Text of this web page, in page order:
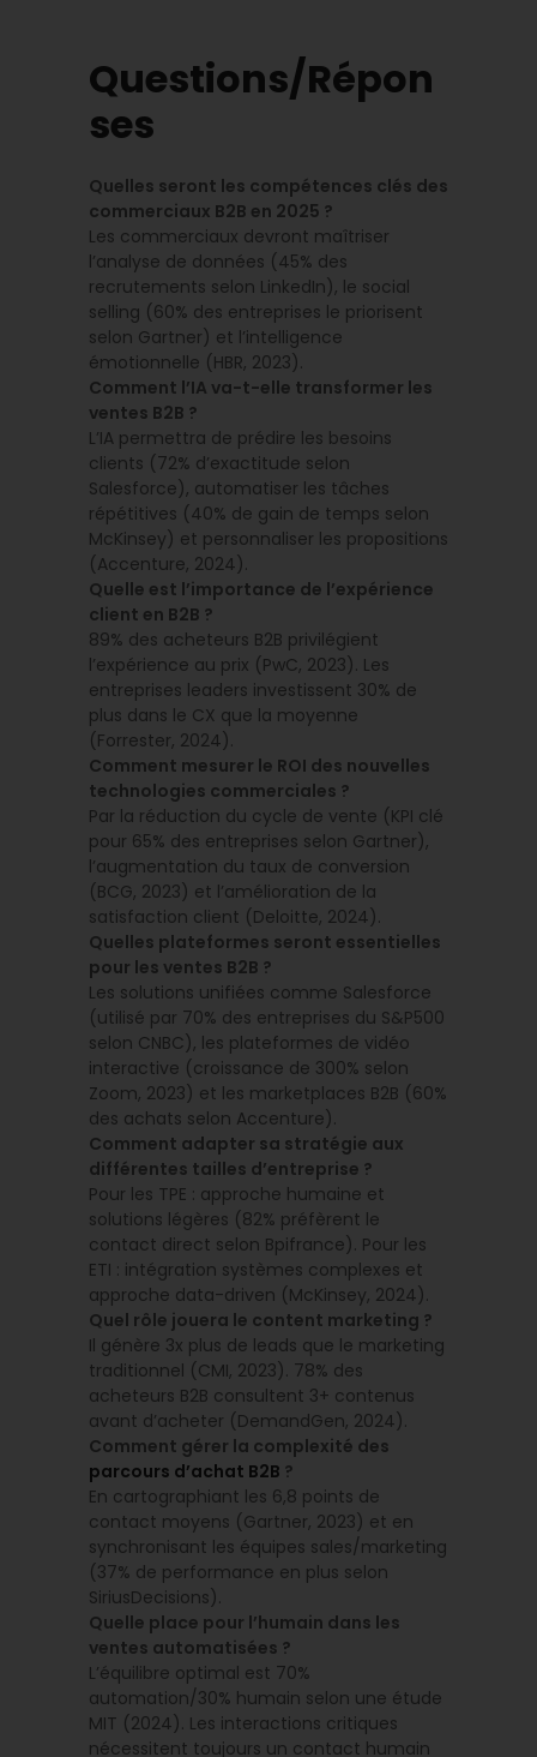
Questions/Répon
ses
Quelles seront les compétences clés des
commerciaux B2B en 2025 ?
Les commerciaux devront maîtriser
l’analyse de données (45% des
recrutements selon LinkedIn), le social
selling (60% des entreprises le priorisent
selon Gartner) et l’intelligence
émotionnelle (HBR, 2023).
Comment l’IA va-t-elle transformer les
ventes B2B ?
L’IA permettra de prédire les besoins
clients (72% d’exactitude selon
Salesforce), automatiser les tâches
répétitives (40% de gain de temps selon
McKinsey) et personnaliser les propositions
(Accenture, 2024).
Quelle est l’importance de l’expérience
client en B2B ?
89% des acheteurs B2B privilégient
l’expérience au prix (PwC, 2023). Les
entreprises leaders investissent 30% de
plus dans le CX que la moyenne
(Forrester, 2024).
Comment mesurer le ROI des nouvelles
technologies commerciales ?
Par la réduction du cycle de vente (KPI clé
pour 65% des entreprises selon Gartner),
l’augmentation du taux de conversion
(BCG, 2023) et l’amélioration de la
satisfaction client (Deloitte, 2024).
Quelles plateformes seront essentielles
pour les ventes B2B ?
Les solutions unifiées comme Salesforce
(utilisé par 70% des entreprises du S&P500
selon CNBC), les plateformes de vidéo
interactive (croissance de 300% selon
Zoom, 2023) et les marketplaces B2B (60%
des achats selon Accenture).
Comment adapter sa stratégie aux
différentes tailles d’entreprise ?
Pour les TPE : approche humaine et
solutions légères (82% préfèrent le
contact direct selon Bpifrance). Pour les
ETI : intégration systèmes complexes et
approche data-driven (McKinsey, 2024).
Quel rôle jouera le content marketing ?
Il génère 3x plus de leads que le marketing
traditionnel (CMI, 2023). 78% des
acheteurs B2B consultent 3+ contenus
avant d’acheter (DemandGen, 2024).
Comment gérer la complexité des
parcours d’achat B2B ?
En cartographiant les 6,8 points de
contact moyens (Gartner, 2023) et en
synchronisant les équipes sales/marketing
(37% de performance en plus selon
SiriusDecisions).
Quelle place pour l’humain dans les
ventes automatisées ?
L’équilibre optimal est 70%
automation/30% humain selon une étude
MIT (2024). Les interactions critiques
nécessitent toujours un contact humain